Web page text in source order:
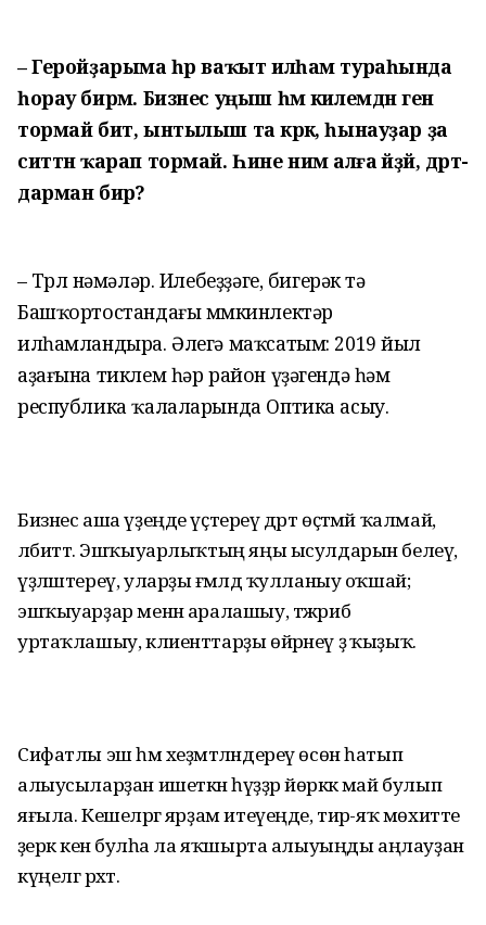
– Геройҙарыма һәр ваҡыт илһам тураһында
һорау бирәм. Бизнес уңыш һәм килемдән генә
тормай бит, ынтылыш та кәрәк, һынауҙар ҙа
ситтән ҡарап тормай. Һине нимә алға әйҙәй, дәрт-
дарман бирә?
– Төрлө нәмәләр. Илебеҙҙәге, бигерәк тә
Башҡортостандағы мөмкинлектәр
илһамландыра. Әлегә маҡсатым: 2019 йыл
аҙағына тиклем һәр район үҙәгендә һәм
республика ҡалаларында Оптика асыу.
Бизнес аша үҙеңде үҫтереү дәрт өҫтәмәй ҡалмай,
әлбиттә. Эшҡыуарлыҡтың яңы ысулдарын белеү,
үҙләштереү, уларҙы ғәмәлдә ҡулланыу оҡшай;
эшҡыуарҙар менән аралашыу, тәжрибә
уртаҡлашыу, клиенттарҙы өйрәнеү ҙә ҡыҙыҡ.
Сифатлы эш һәм хеҙмәтләндереү өсөн һатып
алыусыларҙан ишеткән һүҙҙәр йөрәккә май булып
яғыла. Кешеләргә ярҙам итеүеңде, тирә-яҡ мөхитте
әҙерәк кенә булһа ла яҡшырта алыуыңды аңлауҙан
күңелгә рәхәт.